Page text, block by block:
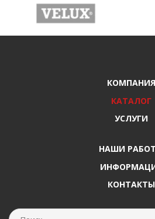
КОМПАНИЯ
КАТАЛОГ
УСЛУГИ
НАШИ
КОНТАКТЫ